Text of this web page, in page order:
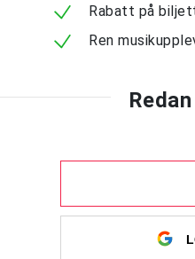
Rabatt på
Ren